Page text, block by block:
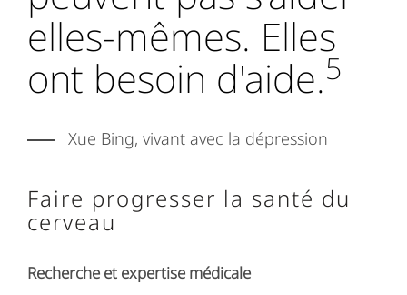
elles-mêmes. Elles
ont besoin d'aide.5
Xue Bing, vivant avec la dépression
Faire progresser la santé du
cerveau
Recherche et expertise médicale